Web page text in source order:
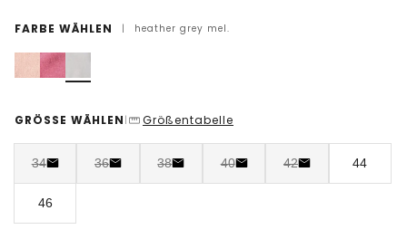
FARBE WÄHLEN | heather grey mel.
GRÖSSE WÄHLEN | Größentabelle
34 36 38 40 42 44
46